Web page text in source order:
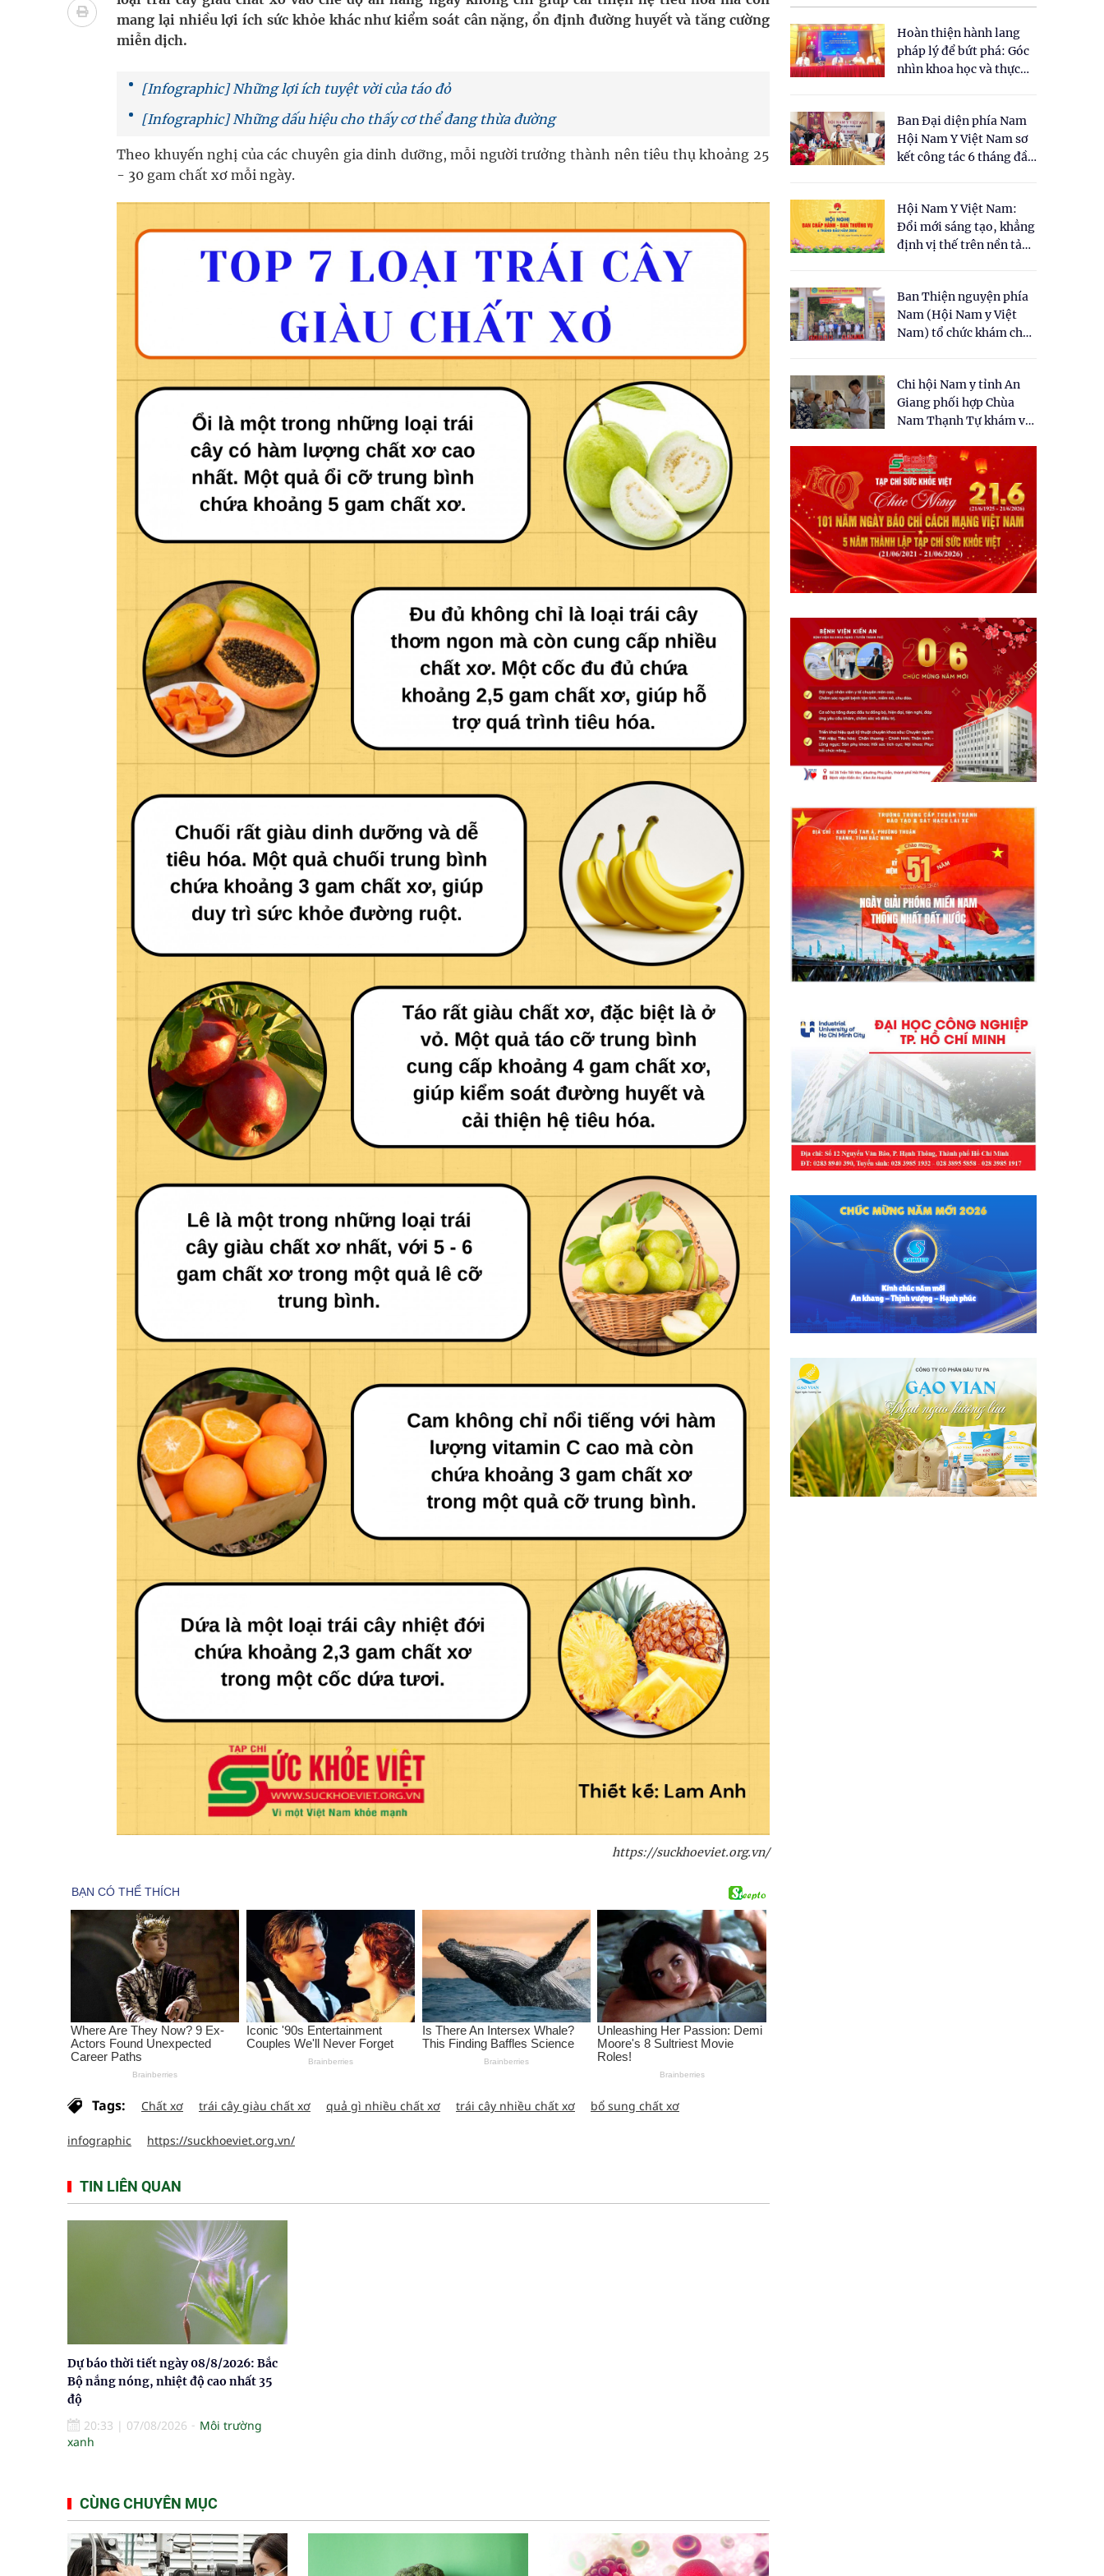
Tác Dụng Chống Kết Tập Tiểu Cầu Và Chống Đông Máu Của Các Loài Nhân Sâm (Panax Spp.): Tổng
Quan Bằng Chứng Dược Lý Và Cơ Chế Phân Tử
Xây dựng bản đồ mạng lưới cấp cứu ngoại viện toàn quốc
Dự báo thời tiết ngày 08/8/2026: Bắc Bộ nắng nóng, nhiệt độ cao nhất 35 độ
Đắk Lắk: Đẩy nhanh tiến độ khám sức khỏe định kỳ, khám sàng lọc cho người dân
mang lại nhiều lợi ích sức khỏe khác như kiểm soát cân nặng, ổn định đường huyết và tăng cường
miễn dịch.
[Infographic] Những lợi ích tuyệt vời của táo đỏ
[Infographic] Những dấu hiệu cho thấy cơ thể đang thừa đường
Theo khuyến nghị của các chuyên gia dinh dưỡng, mỗi người trưởng thành nên tiêu thụ khoảng 25
- 30 gam chất xơ mỗi ngày.
https://suckhoeviet.org.vn/
Tags: Chất xơ trái cây giàu chất xơ quả gì nhiều chất xơ trái cây nhiều chất xơ bổ sung chất xơ
infographic https://suckhoeviet.org.vn/
TIN LIÊN QUAN
Dự báo thời tiết ngày 08/8/2026: Bắc
Bộ nắng nóng, nhiệt độ cao nhất 35
độ
20:33 | 07/08/2026
Môi trường
xanh
CÙNG CHUYÊN MỤC
Hoàn thiện hành lang
pháp lý để bứt phá: Góc
nhìn khoa học và thực
cho Luật Y dược cổ
truyền Việt Nam"
Ban Đại diện phía Nam
Hội Nam Y Việt Nam sơ
kết công tác 6 tháng đầu
Hội Nam Y Việt Nam:
Đổi mới sáng tạo, khẳng
định vị thế trên nền tảng
Ban Thiện nguyện phía
Nam (Hội Nam y Việt
Nam) tổ chức khám chữa
dân tại xã Tân Tập
Chi hội Nam y tỉnh An
Giang phối hợp Chùa
Nam Thạnh Tự khám và
nhân dân